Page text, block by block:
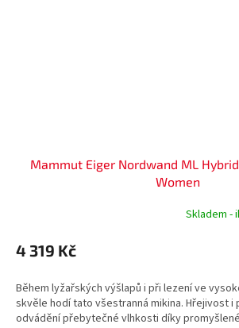
Mammut Eiger Nordwand ML
Women
Skladem -
4 319 Kč
Během lyžařských výšlapů i při lezení ve
skvěle hodí tato všestranná mikina. Hřejivost i
odvádění přebytečné vlhkosti díky